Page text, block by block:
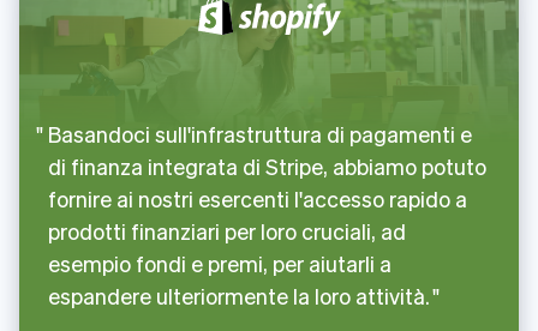
Basandoci sull'infrastruttura di pagamenti e
di finanza integrata di Stripe, abbiamo potuto
fornire ai nostri esercenti l'accesso rapido a
prodotti finanziari per loro cruciali, ad
esempio fondi e premi, per aiutarli a
espandere ulteriormente la loro attività.